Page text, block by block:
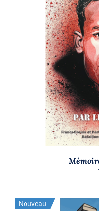
DÉTAILS
Nouveau